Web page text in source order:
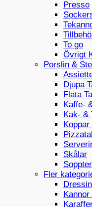
Presso
To go
Övrigt
Porslin &
Djupa
Flata
Kaffe-
Kak- &
Skålar
Fler